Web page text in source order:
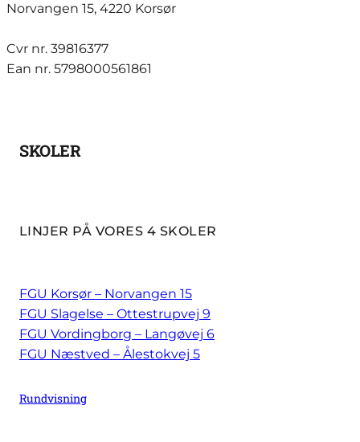
Norvangen 15, 4220 Korsør
Cvr nr. 39816377
Ean nr. 5798000561861
SKOLER
LINJER PÅ VORES 4 SKOLER
FGU Korsør – Norvangen 15
FGU Slagelse – Ottestrupvej 9
FGU Vordingborg – Langøvej 6
FGU Næstved – Ålestokvej 5
Rundvisning